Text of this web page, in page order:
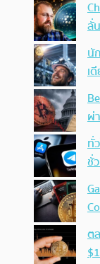
ลั่
นั
เ
ผ่
ทั่
ชั่
ต